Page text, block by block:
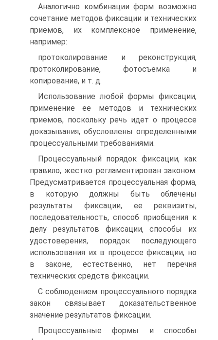
Аналогично комбинации форм возможно
сочетание методов фиксации и технических
приемов, их комплексное применение,
например:
протоколирование и реконструкция,
протоколирование, фотосъемка и
копирование, и т. д.
Использование любой формы фиксации,
применение ее методов и технических
приемов, поскольку речь идет о процессе
доказывания, обусловлены определенными
процессуальными требованиями.
Процессуальный порядок фиксации, как
правило, жестко регламентирован законом.
Предусматривается процессуальная форма,
в которую должны быть облечены
результаты фиксации, ее реквизиты,
последовательность, способ приобщения к
делу результатов фиксации, способы их
удостоверения, порядок последующего
использования их в процессе фиксации, но
в законе, естественно, нет перечня
технических средств фиксации.
С соблюдением процессуального порядка
закон связывает доказательственное
значение результатов фиксации.
Процессуальные формы и способы